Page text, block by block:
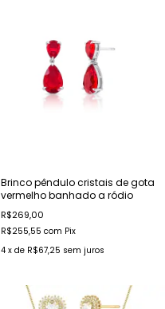
Brinco pêndulo cristais de gota
vermelho banhado a ródio
R$269,00
R$255,55 com Pix
4 x de R$67,25 sem juros